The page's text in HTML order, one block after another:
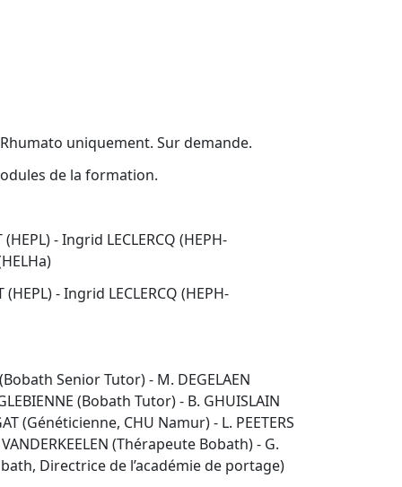
uniquement. Sur demande.
de la formation.
- Ingrid LECLERCQ (HEPH-
- Ingrid LECLERCQ (HEPH-
Senior Tutor) - M. DEGELAEN
(Bobath Tutor) - B. GHUISLAIN
(Généticienne, CHU Namur) - L. PEETERS
(Thérapeute Bobath) - G.
Directrice de l’académie de portage)